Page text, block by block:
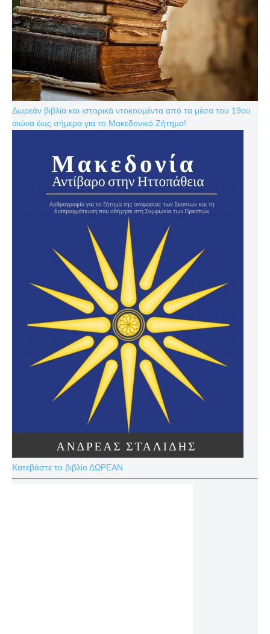
Δωρεάν βιβλία και ιστορικά ντοκουμέντα από τα μέσα του 19ου
αιώνα έως σήμερα για το Μακεδονικό Ζήτημα!
Κατεβάστε το βιβλίο ΔΩΡΕΑΝ